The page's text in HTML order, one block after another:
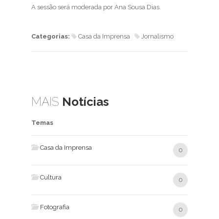
A sessão será moderada por Ana Sousa Dias.
Categorias: Casa da Imprensa Jornalismo
MAIS Notícias
Temas
Casa da Imprensa 0
Cultura 0
Fotografia 0